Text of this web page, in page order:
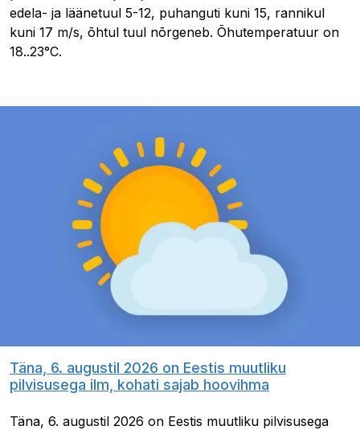
edela- ja läänetuul 5-12, puhanguti kuni 15, rannikul
kuni 17 m/s, õhtul tuul nõrgeneb. Õhutemperatuur on
18..23°C.
Täna, 6. augustil 2026 on Eestis muutliku
pilvisusega ilm, kohati sajab hoovihma
Täna, 6. augustil 2026 on Eestis muutliku pilvisusega